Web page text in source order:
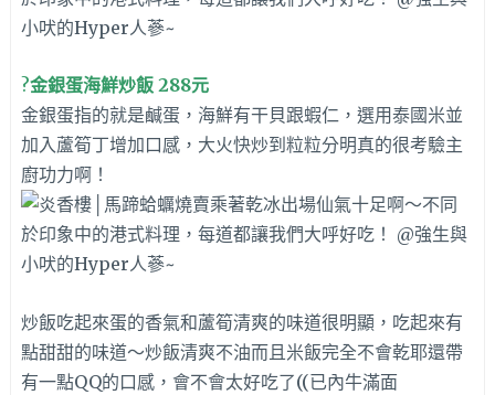
?金銀蛋海鮮炒飯 288元
金銀蛋指的就是鹹蛋，海鮮有干貝跟蝦仁，選用泰國米並
加入蘆筍丁增加口感，大火快炒到粒粒分明真的很考驗主
廚功力啊！
炒飯吃起來蛋的香氣和蘆筍清爽的味道很明顯，吃起來有
點甜甜的味道～炒飯清爽不油而且米飯完全不會乾耶還帶
有一點QQ的口感，會不會太好吃了((已內牛滿面